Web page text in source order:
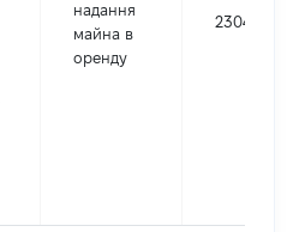
надання
майна в
оренду
2304